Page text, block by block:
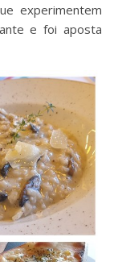
experimentem
e foi aposta